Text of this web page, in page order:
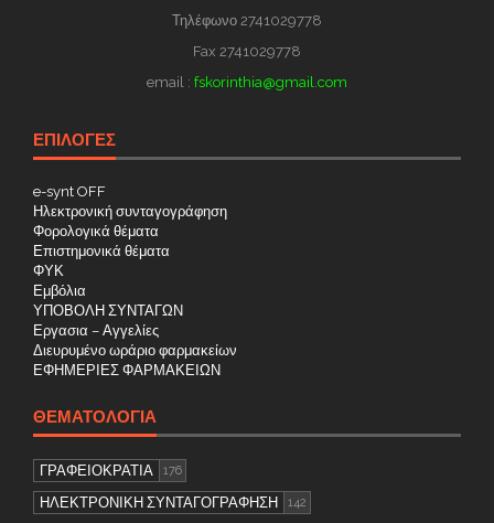
Τηλέφωνο 2741029778
Fax 2741029778
email : fskorinthia@gmail.com
ΕΠΙΛΟΓΕΣ
e-synt OFF
Ηλεκτρονική συνταγογράφηση
Φορολογικά θέματα
Επιστημονικά θέματα
ΦΥΚ
Εμβόλια
ΥΠΟΒΟΛΗ ΣΥΝΤΑΓΩΝ
Εργασια – Αγγελίες
Διευρυμένο ωράριο φαρμακείων
ΕΦΗΜΕΡΙΕΣ ΦΑΡΜΑΚΕΙΩΝ
ΘΕΜΑΤΟΛΟΓΊΑ
ΓΡΑΦΕΙΟΚΡΑΤΙΑ 176
ΗΛΕΚΤΡΟΝΙΚΗ ΣΥΝΤΑΓΟΓΡΑΦΗΣΗ 142